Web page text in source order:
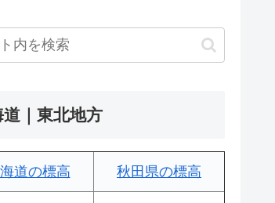
道｜東北地方
道の標高 秋田県の標高